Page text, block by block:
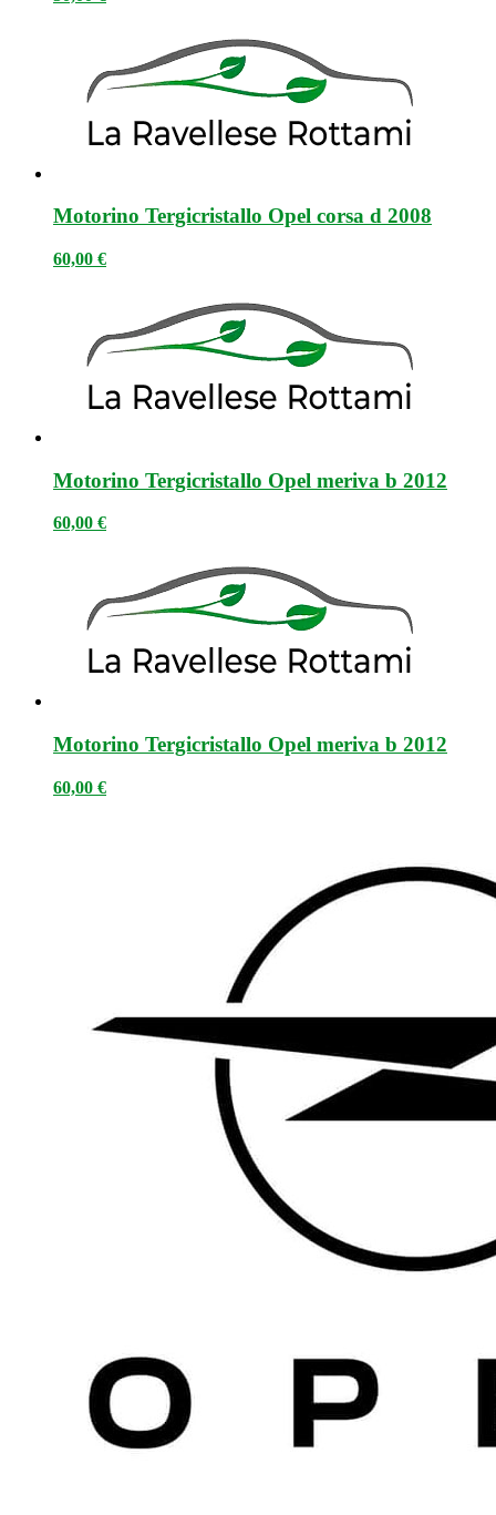
Motorino Tergicristallo Opel corsa d 2008
60,00 €
Motorino Tergicristallo Opel meriva b 2012
60,00 €
Motorino Tergicristallo Opel meriva b 2012
60,00 €